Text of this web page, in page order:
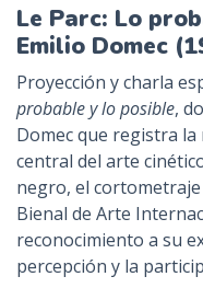
Le Parc: Lo
Emilio Domec
Proyección y charla
probable y lo posible,
Domec que registra la
central del arte
negro, el
Bienal de Arte
reconocimiento a su
percepción y la